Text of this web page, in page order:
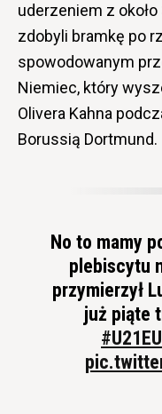
uderzeniem z
zdobyli bramkę po
spowodowanym
Niemiec, który
Olivera Kahna
Borussią Dortmund.
No to mamy
plebiscytu
przymierzył
już piąte